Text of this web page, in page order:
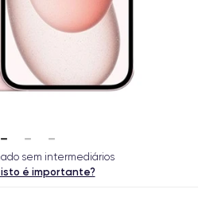
sem intermediários
é importante?